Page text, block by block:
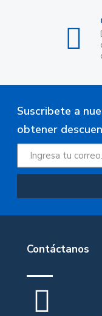
Suscribete a
obtener
Contáctanos